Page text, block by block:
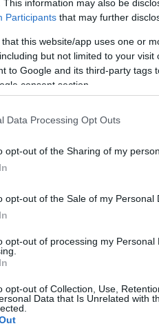
This information may also be
Participants that may further
that this website/app uses one or
but not limited to your
to Google and its third-party tags
consent section.
Data Processing Opt Outs
opt-out of the Sharing of my
opt-out of the Sale of my Personal
opt-out of processing my Personal
opt-out of Collection, Use,
Data that Is Unrelated with
stabilitást tud hozni a
Ugyanakkor, a holland
a tabellán - miután már
vagy azt mondani, hogy a
de idén jelenleg a Chelsea
sincs arról, hogyan boldogul
egységtelennek tûnik -
erre a Leicester City elleni
5-3-ra - ez egyszerûen
ahhoz, amit elakarnak érni.
hozott az Old Traffordra,
a szezonban, az Everton